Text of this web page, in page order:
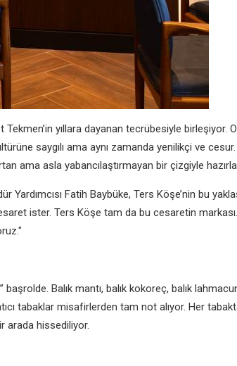
Tekmen’in yıllara dayanan tecrübesiyle birleşiyor.
saygılı ama aynı zamanda yenilikçi ve cesur.
ama asla yabancılaştırmayan bir çizgiyle
Yardımcısı Fatih Baybüke, Ters Köşe’nin bu
ister. Ters Köşe tam da bu cesaretin markası.
Balık mantı, balık kokoreç, balık
tabaklar misafirlerden tam not alıyor. Her
arada hissediliyor.